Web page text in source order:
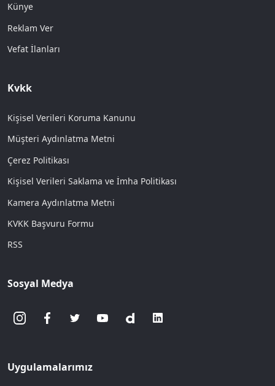
Künye
Reklam Ver
Vefat İlanları
Kvkk
Kişisel Verileri Koruma Kanunu
Müşteri Aydınlatma Metni
Çerez Politikası
Kişisel Verileri Saklama ve İmha Politikası
Kamera Aydınlatma Metni
KVKK Başvuru Formu
RSS
Sosyal Medya
Uygulamalarımız